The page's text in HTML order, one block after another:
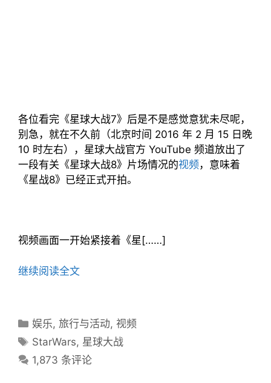
各位看完《星球大战7》后是不是感觉意犹未尽呢，
别急，就在不久前（北京时间 2016 年 2 月 15 日晚
10 时左右），星球大战官方 YouTube 频道放出了
一段有关《星球大战8》片场情况的视频，意味着
《星战8》已经正式开拍。
视频画面一开始紧接着《星[……]
继续阅读全文
分
类
录
娱乐, 旅行与活动, 视频
标
签
StarWars, 星球大战
1,873 条评论